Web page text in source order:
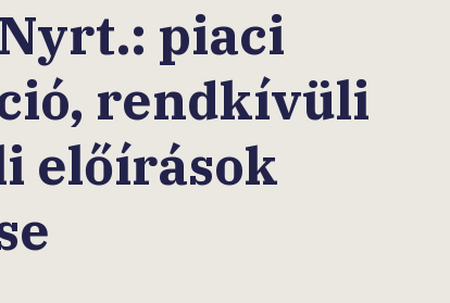
piaci
rendkívüli
előírások